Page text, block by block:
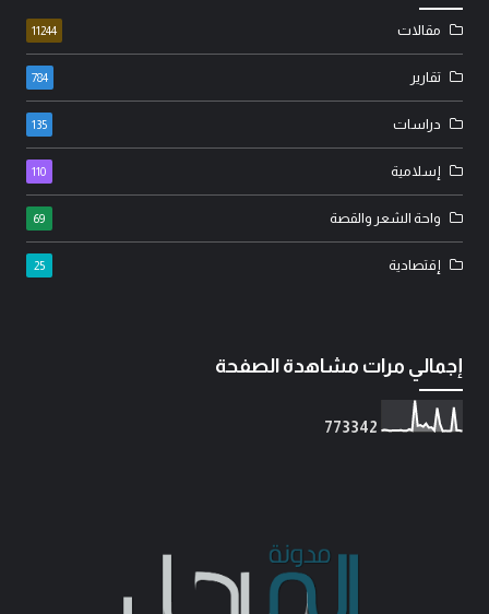
مقالات 11244
تقارير 784
دراسات 135
إسلامية 110
واحة الشعر والقصة 69
إقتصادية 25
إجمالي مرات مشاهدة الصفحة
773342